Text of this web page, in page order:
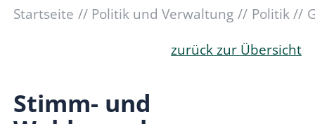
Startseite Politik und Verwaltung Politik
zurück zur Übersicht
Stimm- und